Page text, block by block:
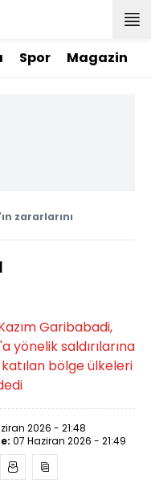
Spor Magazin
zararlarını
Garibabadi,
yönelik saldırılarına
katılan bölge ülkeleri
2026 - 21:48
07 Haziran 2026 - 21:49